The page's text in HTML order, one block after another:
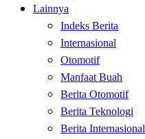
Lainnya
Indeks Berita
Internasional
Otomotif
Manfaat Buah
Berita Otomotif
Berita Teknologi
Berita Internasional